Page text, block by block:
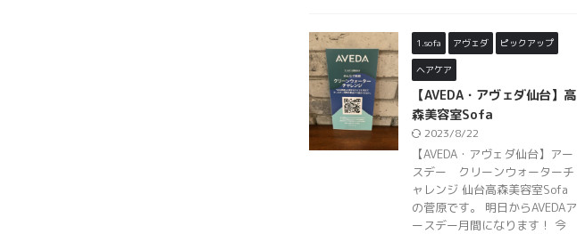
1.sofa アヴェダ ピックアップ
ヘアケア
【AVEDA・アヴェダ仙台】高
森美容室Sofa
2023/8/22
【AVEDA・アヴェダ仙台】アー
スデー クリーンウォーターチ
ャレンジ 仙台高森美容室Sofa
の菅原です。 明日からAVEDAア
ースデー月間になります！ 今